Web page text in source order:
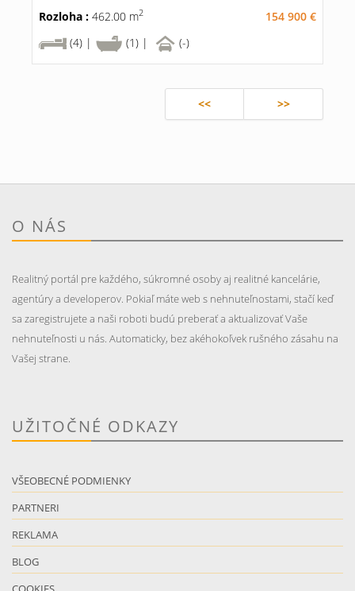
Rozloha : 462.00 m2
154 900 €
(4) |
(1) | (-)
<< >>
O NÁS
Realitný portál pre každého, súkromné osoby aj realitné kancelárie,
agentúry a developerov. Pokiaľ máte web s nehnuteľnostami, stačí keď
sa zaregistrujete a naši roboti budú preberať a aktualizovať Vaše
nehnuteľnosti u nás. Automaticky, bez akéhokoľvek rušného zásahu na
Vašej strane.
UŽITOČNÉ ODKAZY
VŠEOBECNÉ PODMIENKY
PARTNERI
REKLAMA
BLOG